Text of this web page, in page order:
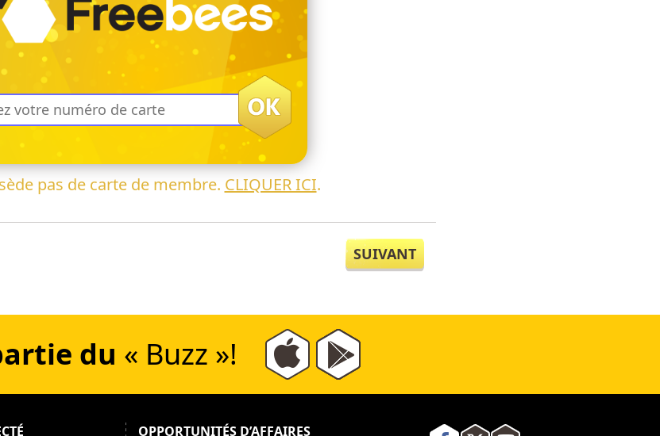
pas de carte de membre. CLIQUER ICI.
SUIVANT
du « Buzz »!
OPPORTUNITÉS D’AFFAIRES